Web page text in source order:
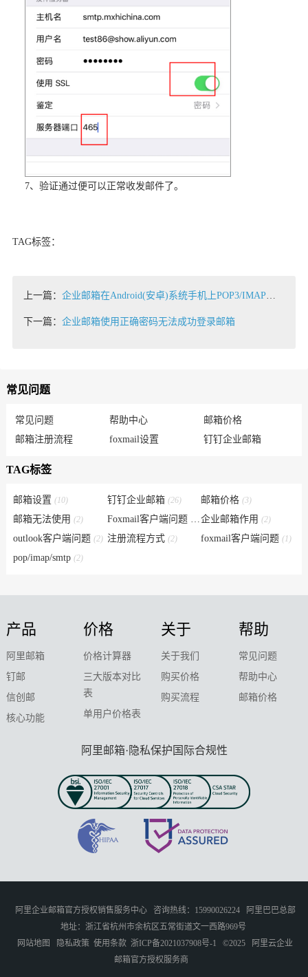
7、验证通过便可以正常收发邮件了。
TAG标签：
上一篇： 企业邮箱在Android(安卓)系统手机上POP3/IMAP协议的设置方法
下一篇： 企业邮箱使用正确密码无法成功登录邮箱
常见问题
常见问题 帮助中心
邮箱价格
邮箱注册流程
foxmail设置 钉钉企业邮箱
TAG标签
邮箱设置 (10) 钉钉企业邮箱 (26) 邮箱价格(3)
邮箱无法使用 (2) Foxmail客户端问题
(6)企业邮箱作用(2)
outlook客户端问题 (2) 注册流程方式 (2) foxmail客户端问题(1)
pop/imap/smtp (2)
产品
阿里邮箱
钉邮
信创邮
核心功能
价格
价格计算器
三大版本对比
表
单用户价格表
关于
关于我们
购买价格
购买流程
帮助
常见问题
帮助中心
邮箱价格
阿里邮箱·隐私保护国际合规性
阿里企业邮箱官方授权销售服务中心 咨询热线：15990026224
阿里巴巴总部
地址：浙江省杭州市余杭区五常街道文一西路969号
网站地图
隐私政策 使用条款 浙ICP备2021037908号-1 ©2025
阿里云企业
邮箱官方授权服务商